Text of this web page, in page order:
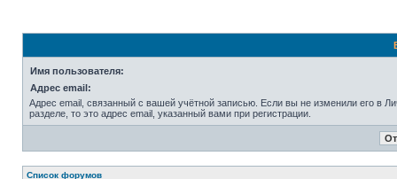
Имя пользователя:
Адрес email:
Адрес email, связанный с вашей учётной записью. Если вы не изменили его в
разделе, то это адрес email, указанный вами при регистрации.
Список форумов